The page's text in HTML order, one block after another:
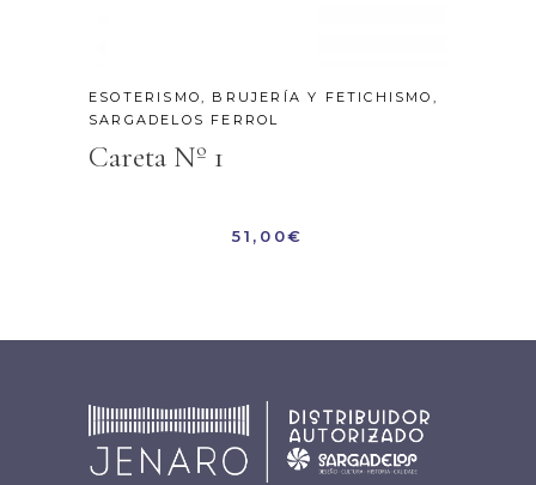
ESOTERISMO, BRUJERÍA Y FETICHISMO ,
SARGADELOS FERROL
Careta Nº 1
51,00€